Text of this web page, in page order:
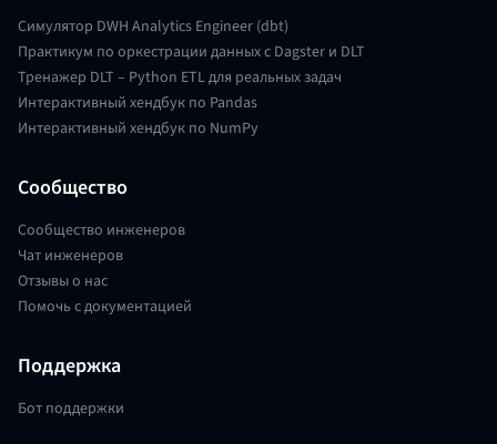
Симулятор DWH Analytics Engineer (dbt)
Практикум по оркестрации данных с Dagster и DLT
Тренажер DLT – Python ETL для реальных задач
Интерактивный хендбук по Pandas
Интерактивный хендбук по NumPy
Сообщество
Сообщество инженеров
Чат инженеров
Отзывы о нас
Помочь с документацией
Поддержка
Бот поддержки